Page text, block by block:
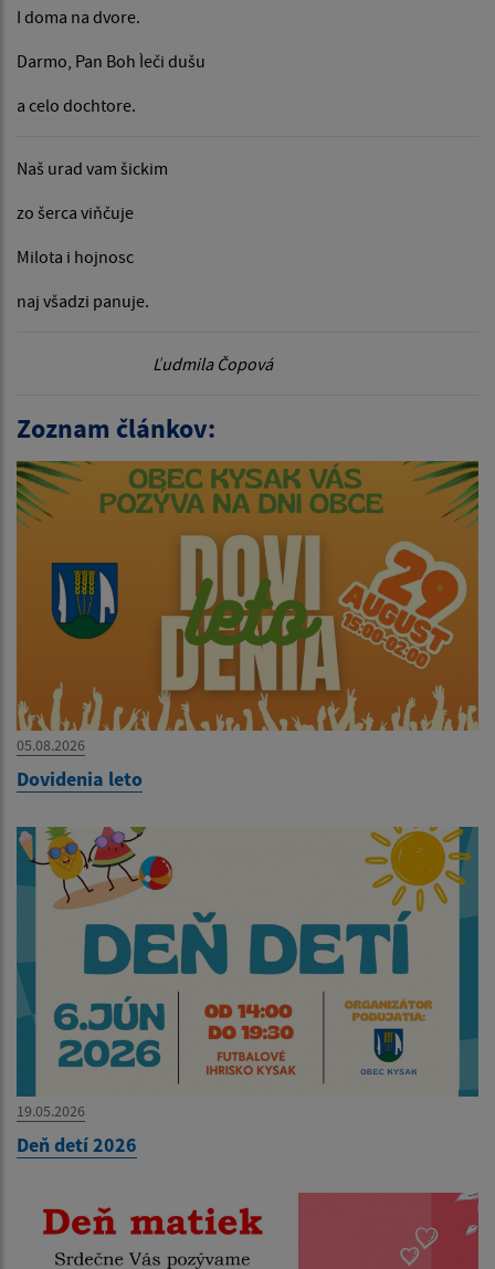
I doma na dvore.
Darmo, Pan Boh Ìeči dušu
a celo dochtore.
Naš urad vam šickim
zo šerca viňčuje
Milota i hojnosc
naj všadzi panuje.
Ľudmila Čopová
Zoznam článkov:
05.08.2026
Dovidenia leto
19.05.2026
Deň detí 2026